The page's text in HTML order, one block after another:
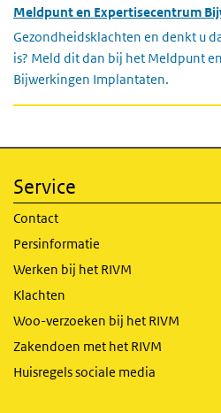
Meldpunt en Expertisecentrum
Gezondheidsklachten en denkt u
is? Meld dit dan bij het Meldpunt
Bijwerkingen Implantaten.
Service
Contact
Persinformatie
Werken bij het RIVM
Klachten
Woo-verzoeken bij het RIVM
Zakendoen met het RIVM
Huisregels sociale media